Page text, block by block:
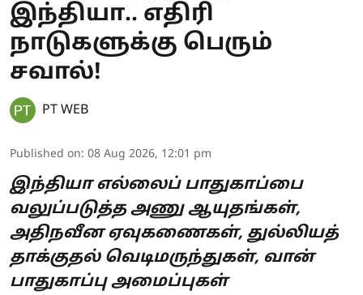
இந்தியா.. எதிரி
நாடுகளுக்கு பெரும்
சவால்!
PT WEB
Published on: 08 Aug 2026, 12:01 pm
இந்தியா எல்லைப் பாதுகாப்பை
வலுப்படுத்த அணு ஆயுதங்கள்,
அதிநவீன ஏவுகணைகள், துல்லியத்
தாக்குதல் வெடிமருந்துகள், வான்
பாதுகாப்பு அமைப்புகள்